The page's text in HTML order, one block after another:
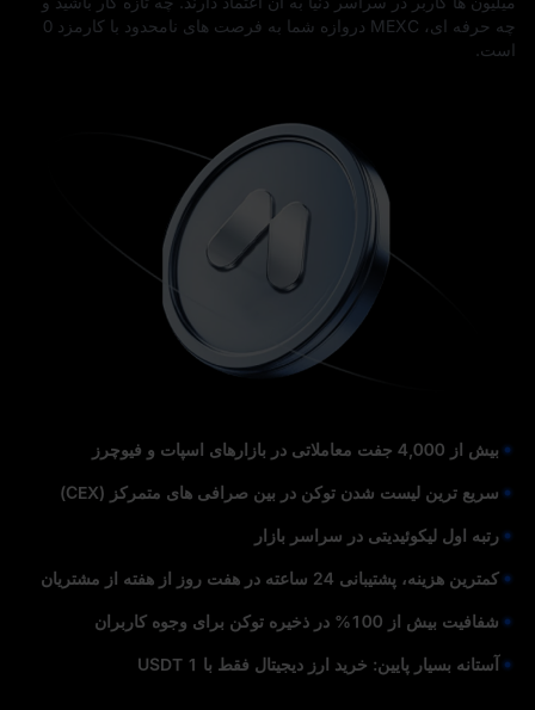
چه حرفه‌ ای، MEXC دروازه شما به فرصت‌ های نامحدود با کارمزد 0
است.
بیش از 4,000 جفت معاملاتی در بازارهای اسپات و فیوچرز
سریع‌ ترین لیست شدن توکن در بین صرافی‌ های متمرکز (CEX)
رتبه اول لیکوئیدیتی در سراسر بازار
کمترین هزینه، پشتیبانی 24 ساعته در هفت روز از هفته از مشتریان
شفافیت بیش از 100% در ذخیره توکن برای وجوه کاربران
آستانه بسیار پایین: خرید ارز دیجیتال فقط با 1 USDT